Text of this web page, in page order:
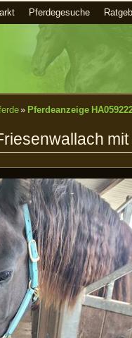
Pferdegesuche
» Pferdeanzeige